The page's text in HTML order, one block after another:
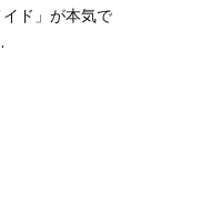
ド」が本気で